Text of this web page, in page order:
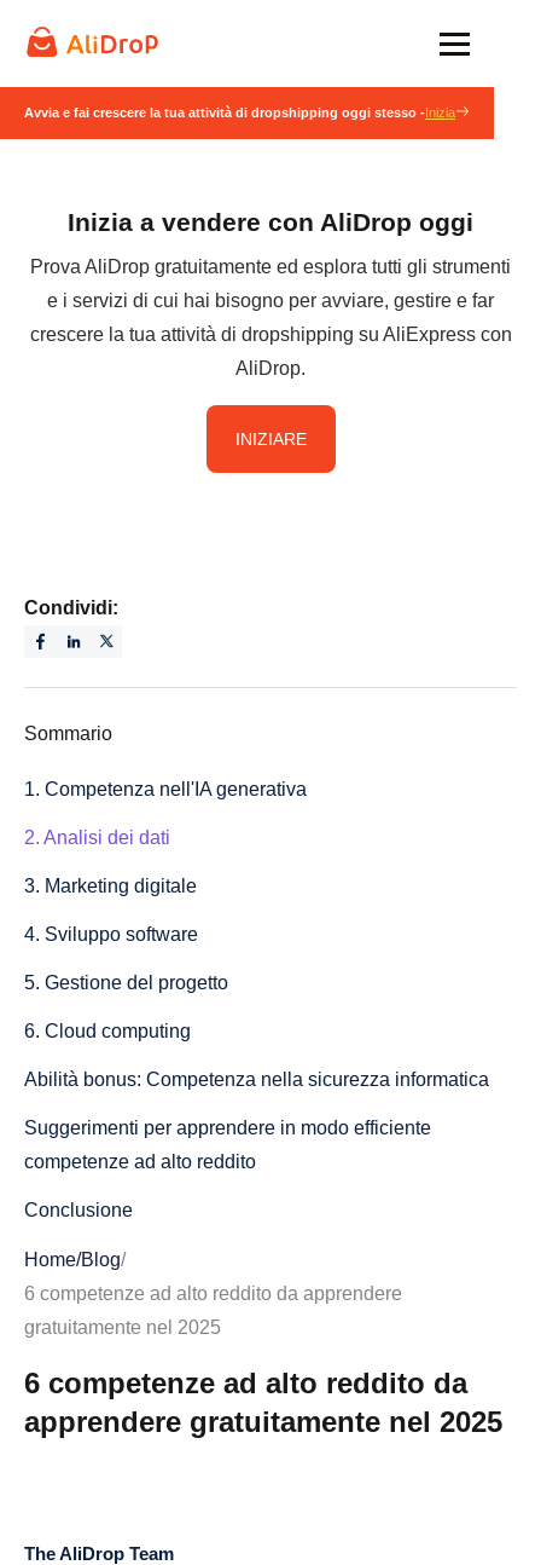
Avvia e fai crescere la tua attività di dropshipping oggi stesso -Inizia
Inizia a vendere con AliDrop oggi
Prova AliDrop gratuitamente ed esplora tutti gli strumenti
e i servizi di cui hai bisogno per avviare, gestire e far
crescere la tua attività di dropshipping su AliExpress con
AliDrop.
INIZIARE
Condividi:
Sommario
1. Competenza nell'IA generativa
2. Analisi dei dati
3. Marketing digitale
4. Sviluppo software
5. Gestione del progetto
6. Cloud computing
Abilità bonus: Competenza nella sicurezza informatica
Suggerimenti per apprendere in modo efficiente
competenze ad alto reddito
Conclusione
FAQs
Home/Blog/
6 competenze ad alto reddito da apprendere
gratuitamente nel 2025
6 competenze ad alto reddito da
apprendere gratuitamente nel 2025
The AliDrop Team